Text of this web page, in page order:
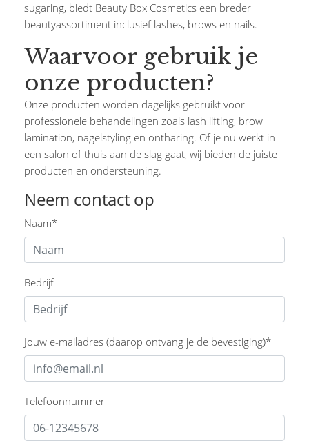
sugaring, biedt Beauty Box Cosmetics een breder
beautyassortiment inclusief lashes, brows en nails.
Waarvoor gebruik je
onze producten?
Onze producten worden dagelijks gebruikt voor
professionele behandelingen zoals lash lifting, brow
lamination, nagelstyling en ontharing. Of je nu werkt in
een salon of thuis aan de slag gaat, wij bieden de juiste
producten en ondersteuning.
Neem contact op
Naam*
Bedrijf
Jouw e-mailadres (daarop ontvang je de bevestiging)*
Telefoonnummer